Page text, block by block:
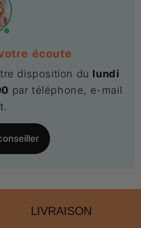
écoute
disposition du lundi
par téléphone, e-mail
LIVRAISON